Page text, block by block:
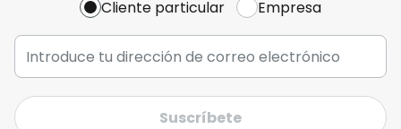
Cliente particular Empresa
Suscríbete